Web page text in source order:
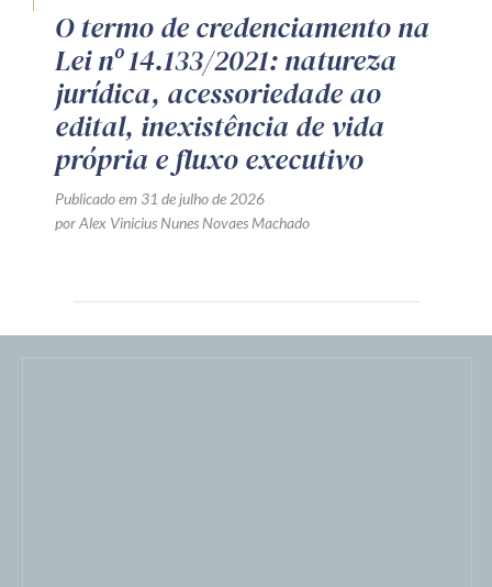
O termo de credenciamento na
Lei nº 14.133/2021: natureza
jurídica, acessoriedade ao
edital, inexistência de vida
própria e fluxo executivo
Publicado em 31 de julho de 2026
por Alex Vinicius Nunes Novaes Machado